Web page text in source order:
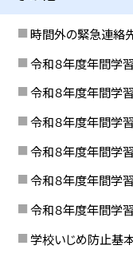
時間外の緊急連絡
令和８年度年間学習
令和８年度年間学習
令和８年度年間学習
令和８年度年間学習
令和８年度年間学習
令和８年度年間学習
学校いじめ防止基本